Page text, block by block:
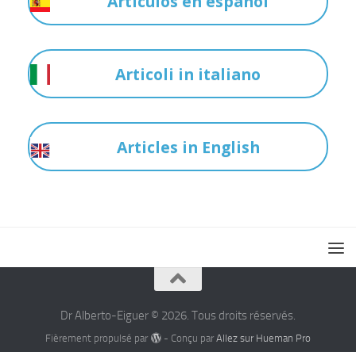
Articoli in italiano
Articles in English
Dr Alberto-Eiguer © 2026. Tous droits réservés.
Fièrement propulsé par - Conçu par Allez sur Hueman Pro